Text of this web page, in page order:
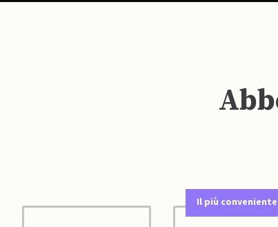
Il più conveniente